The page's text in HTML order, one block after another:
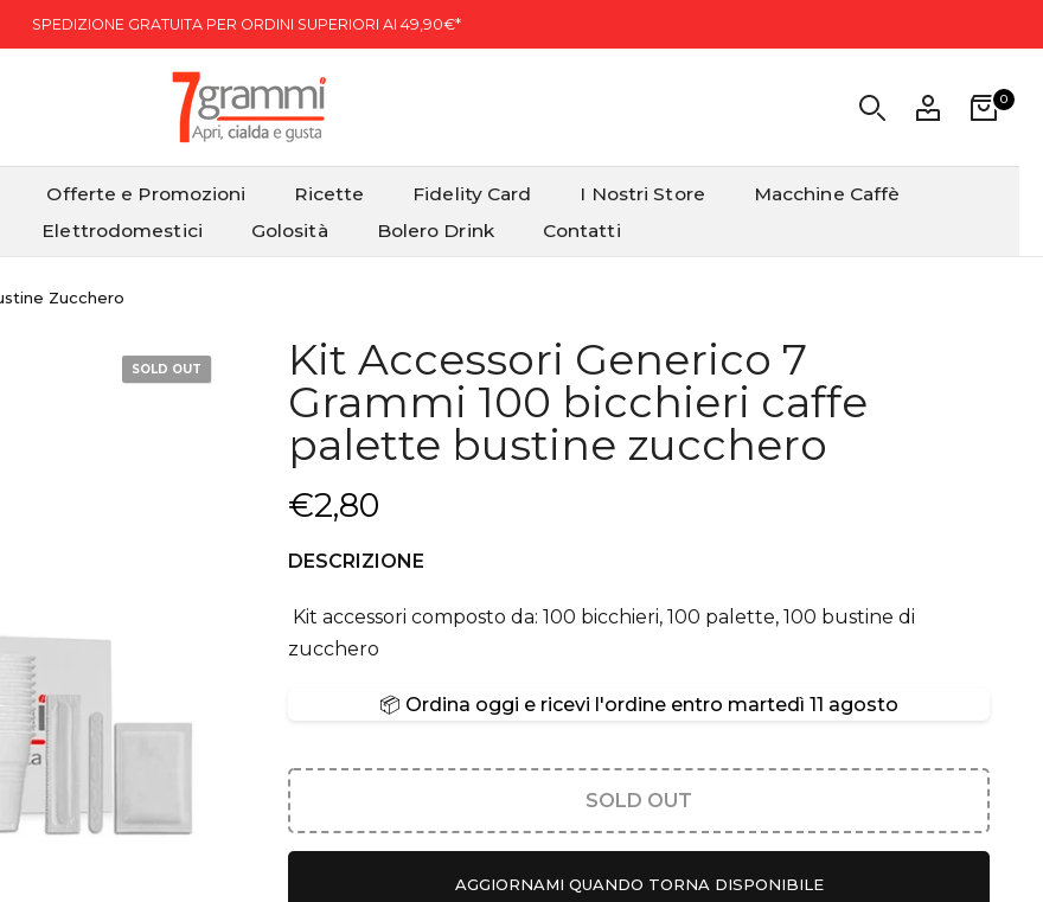
SPEDIZIONE GRATUITA PER ORDINI SUPERIORI AI 49,90€*
0
Offerte e Promozioni Ricette Fidelity Card I Nostri Store
Macchine Caffè
Elettrodomestici Golosità Bolero Drink Contatti
Zucchero
SOLD OUT
Kit Accessori Generico 7
Grammi 100 bicchieri caffe
palette bustine zucchero
€2,80
DESCRIZIONE
Kit accessori composto da: 100 bicchieri, 100 palette, 100 bustine di
zucchero
📦 Ordina oggi e ricevi l'ordine entro martedì 11 agosto
SOLD OUT
AGGIORNAMI QUANDO TORNA DISPONIBILE